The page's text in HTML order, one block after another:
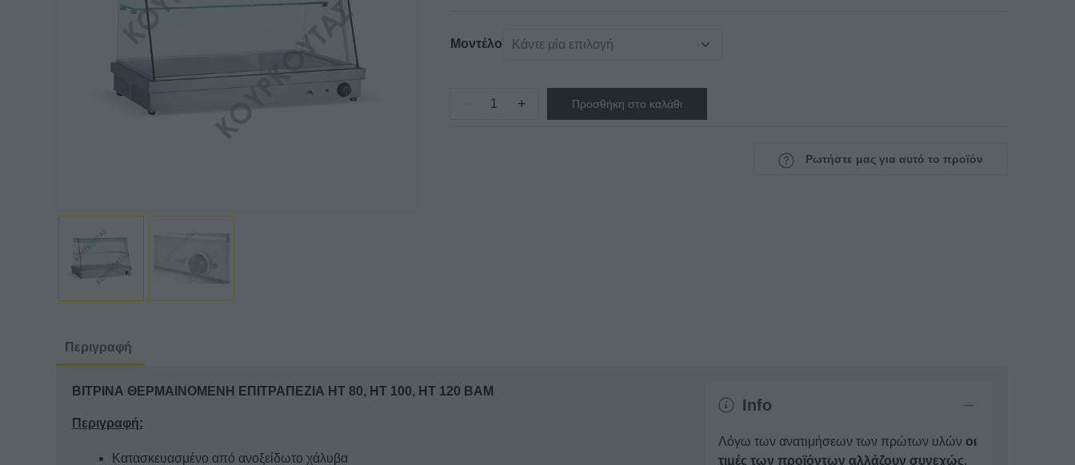
€565,00
Μοντέλο
ΒΙΤΡΙΝΑ
+ Προσθήκη στο καλάθι
Ρωτήστε μας για αυτό το προϊόν
Περιγραφή
ΒΙΤΡΙΝΑ ΘΕΡΜΑΙΝΟΜΕΝΗ ΕΠΙΤΡΑΠΕΖΙΑ HT 80, HT 100, HT 120 BAM
Περιγραφή:
Κατασκευασμένο από ανοξείδωτο χάλυβα
Info
Λόγω των ανατιμήσεων των πρώτων υλών οι
τιμές των προϊόντων αλλάζουν συνεχώς.